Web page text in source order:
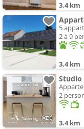
3.4 km
5
2 à 9
3.4 km
Studio
2
3.4 km